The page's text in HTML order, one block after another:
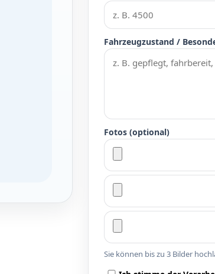
Fahrzeugzustand /
Fotos (optional)
Sie können bis zu 3 Bilder